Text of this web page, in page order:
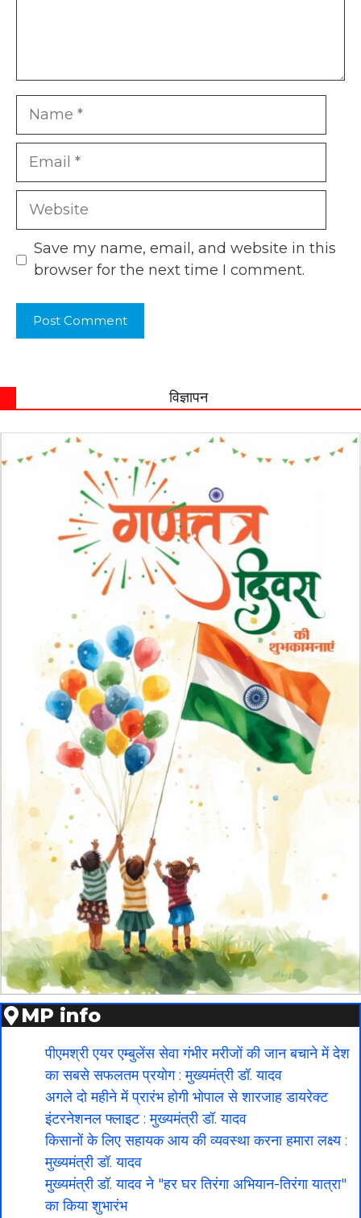
Name
Email
Website
Save my name, email, and website in this
browser for the next time I comment.
विज्ञापन
MP info
पीएमश्री एयर एम्बुलेंस सेवा गंभीर मरीजों की जान बचाने में देश
का सबसे सफलतम प्रयोग : मुख्यमंत्री डॉ. यादव
अगले दो महीने में प्रारंभ होगी भोपाल से शारजाह डायरेक्ट
इंटरनेशनल फ्लाइट : मुख्यमंत्री डॉ. यादव
किसानों के लिए सहायक आय की व्यवस्था करना हमारा लक्ष्य :
मुख्यमंत्री डॉ. यादव
मुख्यमंत्री डॉ. यादव ने "हर घर तिरंगा अभियान-तिरंगा यात्रा"
का किया शुभारंभ